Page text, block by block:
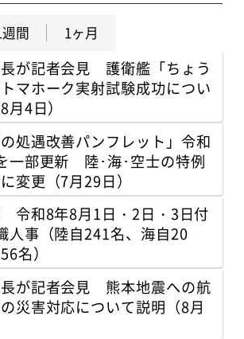
間 1ヶ月
が記者会見 護衛艦「ちょう
マホーク実射試験成功につい
4日）
の処遇改善パンフレット」令和
一部更新 陸･海･空士の特例
変更（7月29日）
令和8年8月1日・2日・3日付
人事（陸自241名、海自20
名）
が記者会見 熊本地震への航
災害対応について説明（8月